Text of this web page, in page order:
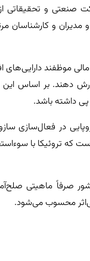
و تحقیقاتی
و کارشناسان
موظفند دارایی‌های
دهند. بر اساس این
پی داشته باشد.
در فعال‌سازی
تروئیکا با
صرفاً ماهیتی
محسوب می‌شود.